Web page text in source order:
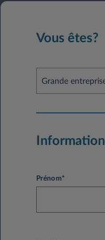
Vous êtes?
Grande
Prénom*